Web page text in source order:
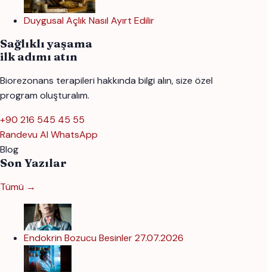
Duygusal Açlık Nasıl Ayırt Edilir
Sağlıklı yaşama
ilk adımı atın
Biorezonans terapileri hakkında bilgi alın, size özel
program oluşturalım.
+90 216 545 45 55
Randevu Al WhatsApp
Blog
Son Yazılar
Tümü →
Endokrin Bozucu Besinler27.07.2026